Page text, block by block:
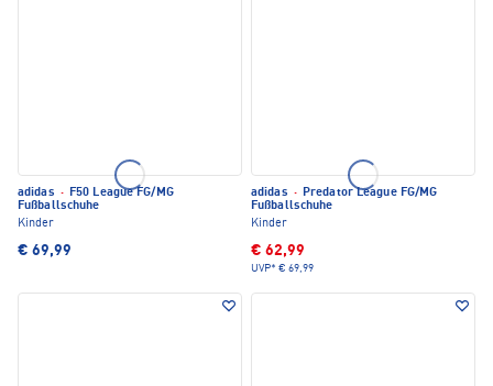
adidas · F50 League FG/MG
Fußballschuhe
Kinder
€ 69,99
adidas · Predator League FG/MG
Fußballschuhe
Kinder
€ 62,99
UVP* € 69,99